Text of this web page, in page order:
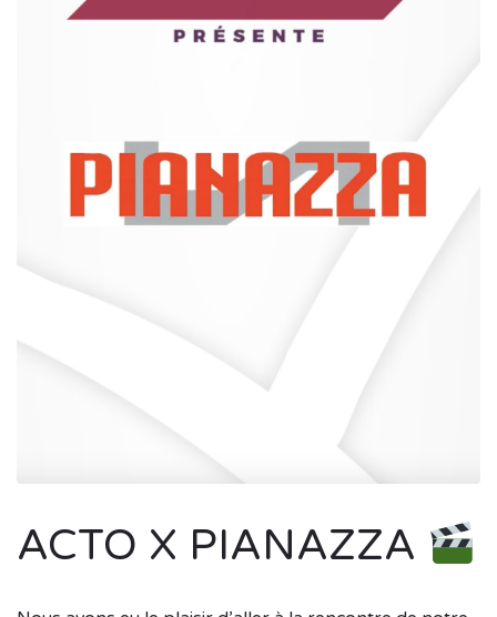
ACTO X PIANAZZA